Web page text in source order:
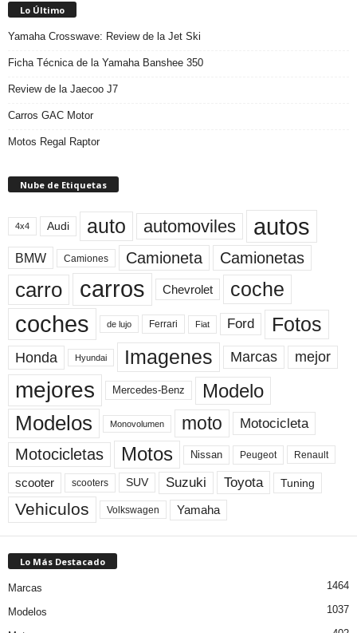
Lo Último
Yamaha Crosswave: Review de la Jet Ski
Ficha Técnica de la Yamaha Banshee 350
Review de la Jaecoo J7
Carros GAC Motor
Motos Regal Raptor
Nube de Etiquetas
4x4 Audi auto automoviles autos
BMW Camiones Camioneta Camionetas
carro carros Chevrolet coche
coches de lujo Ferrari Fiat Ford Fotos
Honda Hyundai Imagenes Marcas mejor
mejores Mercedes-Benz Modelo
Modelos Monovolumen moto Motocicleta
Motocicletas Motos Nissan Peugeot Renault
scooter scooters SUV Suzuki Toyota Tuning
Vehiculos Volkswagen Yamaha
Lo Más Destacado
Marcas 1464
Modelos 1037